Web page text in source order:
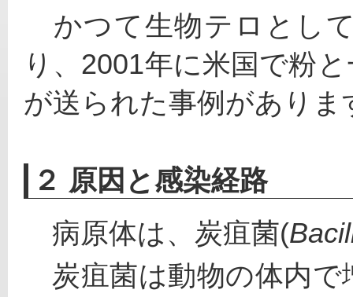
かつて生物テロとし
り、2001年に米国で粉
が送られた事例がありま
２ 原因と感染経路
病原体は、炭疽菌(
炭疽菌は動物の体内で